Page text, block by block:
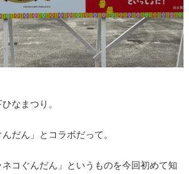
なまつり。
だん」とコラボだって。
コぐんだん」というものを今回初めて知